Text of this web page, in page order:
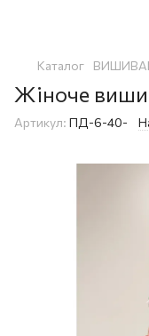
Каталог
Жіноче
Артикул: ПД-6-40-